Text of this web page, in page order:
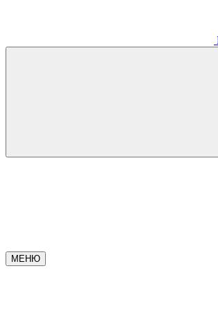
МЕНЮ